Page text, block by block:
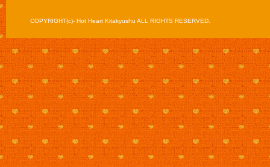
COPYRIGHT(c)- Hot Heart Kitakyushu ALL RIGHTS RESERVED.